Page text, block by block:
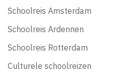
Schoolreis Amsterdam
Schoolreis Ardennen
Schoolreis Rotterdam
Culturele schoolreizen